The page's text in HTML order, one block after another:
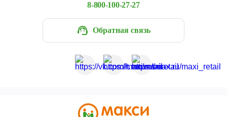
8-800-100-27-27
Обратная связь